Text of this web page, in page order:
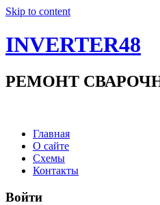
Skip to content
INVERTER48
РЕМОНТ
Главная
О сайте
Схемы
Контакты
Войти